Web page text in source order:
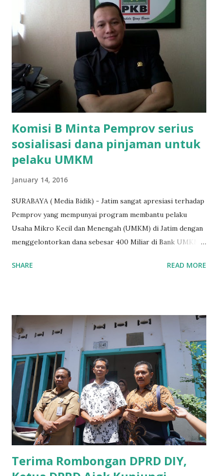
uang tetangga 500 ribu, agar anaknya bisa ikut ujian.
"Kasihan dia sudah tidak punya ayah, ibunya saudara saya,
kerja sebagai pembantu rumah tangga. Tolong dibantu mas,
agar uang bisa kembali,"ungkapnya. Perihal adanya
penarikan uang iuran untuk pembangunan gedung sekolah,
dibenarkan oleh Atika Fadhilah siswa kelas XI saat
diwawancarai. "Benar, bilangnya wajib Rp 1,5 juta dan waktu
terakh...
Komisi B Minta Pemprov serius
sosialisasi dana pinjaman untuk
pelaku UMKM
January 14, 2016
SURABAYA ( Media Bidik) - Jatim sangat apresiasi terhadap
Pemprov yang mempunyai program membantu pelaku
Usaha Mikro Kecil dan Menengah (UMKM) di Jatim dengan
menggelontorkan dana sebesar 400 Miliar di Bank UMKM
UMKM di Jatim. Namun Chusainuddin,S.Sos Anggota Komisi
yang sebenarnya ada dana pinjaman lunak untuk mereka. "
Ketika saya menjalankan Reses di Blitar,Kediri dan
Tulungagung , banyak masyarakat sana tak mengetahui ada
dana pinjaman lunak di Bank UMKM untuk para pelaku
UMKM, karena sebenarnya jika Pemprov serius
memberikan sosialisasi sampai ke tingkat desa,maka saya
yakin masyarakat sangat senang sekali," ucap pria yang
akrab dipanggil Gus Udin tersebut. Apalagi menyambut
MEA, seharusnya pelaku UMKM sudah mengerti kalau ada
dana pinjaman unt...
SHARE READ MORE
Terima Rombongan DPRD DIY,